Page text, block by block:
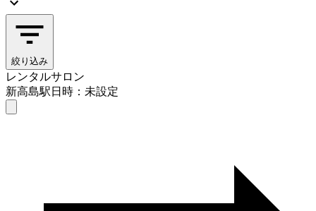
絞り込み
レンタルサロン
新高島駅日時：未設定